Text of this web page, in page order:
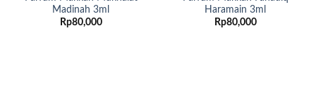
Madinah 3ml
Rp80,000
Haramain 3ml
Rp80,000